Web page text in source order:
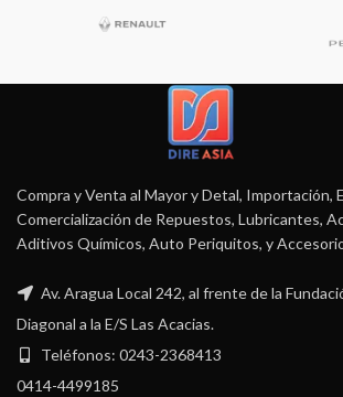
Compra y Venta al Mayor y Detal, Importación,
Comercialización de Repuestos, Lubricantes,
Aditivos Químicos, Auto Periquitos, y
Av. Aragua Local 242, al frente de la
Diagonal a la E/S Las Acacias.
Teléfonos: 0243-2368413
0414-4499185